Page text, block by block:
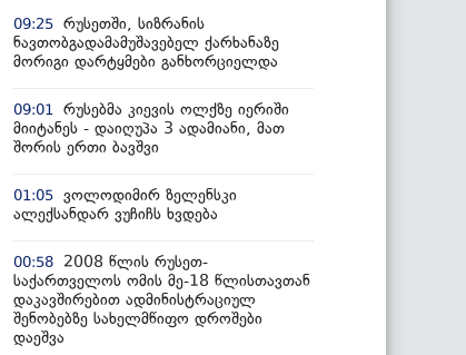
09:25 რუსეთში, სიზრანის
ნავთობგადამამუშავებელ ქარხანაზე
მორიგი დარტყმები განხორციელდა
09:01
რუსებმა კიევის ოლქზე იერიში
მიიტანეს - დაიღუპა 3 ადამიანი, მათ
შორის ერთი ბავშვი
01:05 ვოლოდიმირ ზელენსკი
ალექსანდარ ვუჩიჩს ხვდება
00:58
2008 წლის რუსეთ-
საქართველოს ომის მე-18 წლისთავთან
დაკავშირებით ადმინისტრაციულ
შენობებზე სახელმწიფო დროშები
დაეშვა